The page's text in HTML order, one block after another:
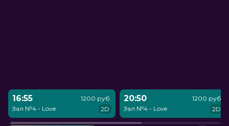
16:55
Зал №4 - Love
1200 руб.
2D
20:50
Зал №4 - Love
1200 руб.
2D